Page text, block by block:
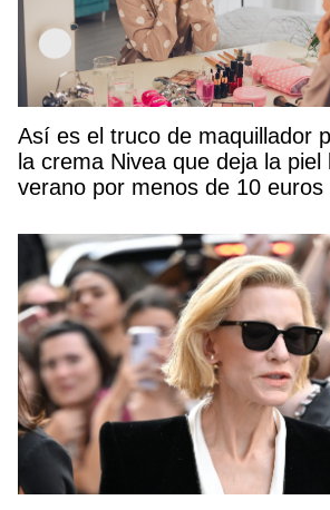
Así es el truco de maquillador
la crema Nivea que deja la
verano por menos de 10 euros